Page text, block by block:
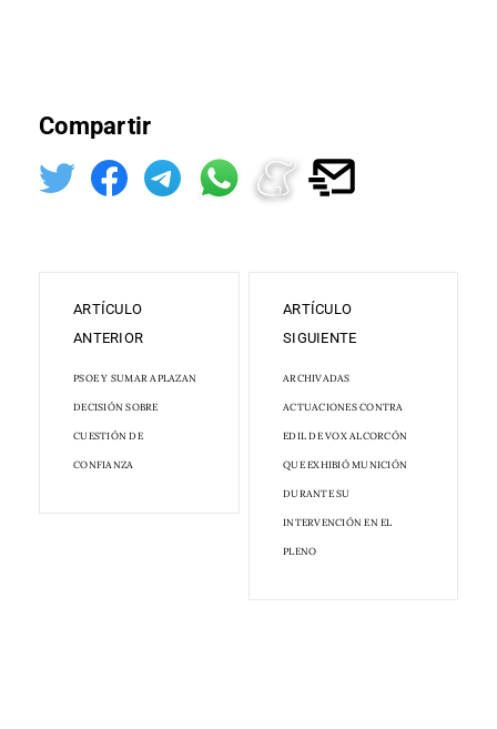
Compartir
ARTÍCULO
ANTERIOR
PSOE Y SUMAR APLAZAN
DECISIÓN SOBRE
CUESTIÓN DE
CONFIANZA
ARTÍCULO
SIGUIENTE
ARCHIVADAS
ACTUACIONES CONTRA
EDIL DE VOX ALCORCÓN
QUE EXHIBIÓ MUNICIÓN
DURANTE SU
INTERVENCIÓN EN EL
PLENO